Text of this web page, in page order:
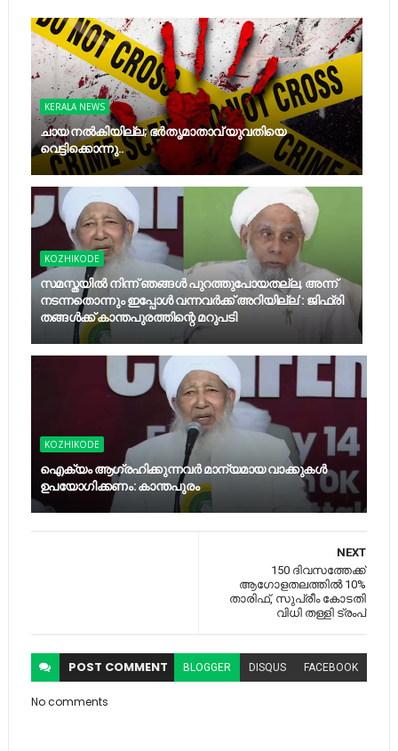
KERALA NEWS
ചായ നൽകിയില്ല; ഭർതൃമാതാവ് യുവതിയെ
വെട്ടിക്കൊന്നു..
KOZHIKODE
സമസ്തയിൽ നിന്ന് ഞങ്ങള്‍ പുറത്തുപോയതല്ല, അന്ന്
നടന്നതൊന്നും ഇപ്പോൾ വന്നവർക്ക് അറിയില്ല': ജിഫ്രി
തങ്ങൾക്ക് കാന്തപുരത്തിന്റെ മറുപടി
KOZHIKODE
ഐക്യം ആഗ്രഹിക്കുന്നവര്‍ മാന്യമായ വാക്കുകള്‍
ഉപയോഗിക്കണം: കാന്തപുരം
NEXT
150 ദിവസത്തേക്ക്
ആഗോളതലത്തിൽ 10%
താരിഫ്, സുപ്രീം കോടതി
വിധി തള്ളി ട്രംപ്
POST COMMENT BLOGGER DISQUS FACEBOOK
No comments